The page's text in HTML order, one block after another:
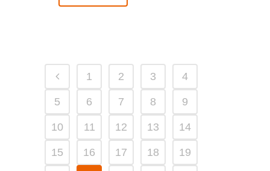
1 2 3 4
5 6 7 8 9
10 11 12 13 14
15 16 17 18 19